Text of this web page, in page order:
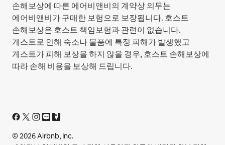
손해보상에 따른 에어비앤비의 계약상 의무는
에어비앤비가 구매한 보험으로 보장됩니다. 호스트
손해보상은 호스트 책임보험과 관련이 없습니다.
게스트로 인해 숙소나 물품에 특정 피해가 발생했고
게스트가 피해 보상을 하지 않을 경우, 호스트 손해보상에
따라 손해 비용을 보상해 드립니다.
© 2026 Airbnb, Inc.